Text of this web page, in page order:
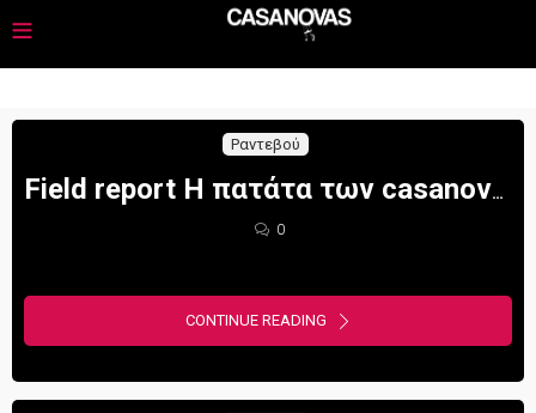
Ραντεβού
Field report Η πατάτα των casanovas και η δυναμική της απενοχοποίησης
0
CONTINUE READING